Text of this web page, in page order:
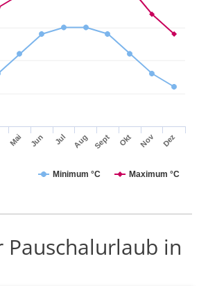
Minimum °C Maximum °C
Mai Jun Jul Aug Sept Okt Nov Dez
Pauschalurlaub in